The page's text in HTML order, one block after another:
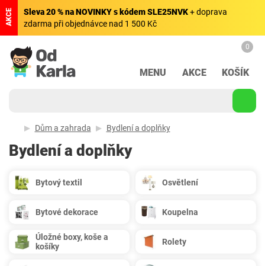
AKCE Sleva 20 % na NOVINKY s kódem SLE25NVK+ doprava
zdarma při objednávce nad 1 500 Kč
MENU AKCE
0
KOŠÍK
Dům a zahrada Bydlení a doplňky
Bydlení a doplňky
Bytový textil Osvětlení
Bytové dekorace Koupelna
Úložné boxy, koše a
košíky
Rolety